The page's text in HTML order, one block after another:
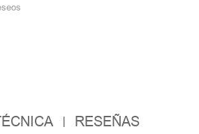
RESEÑAS